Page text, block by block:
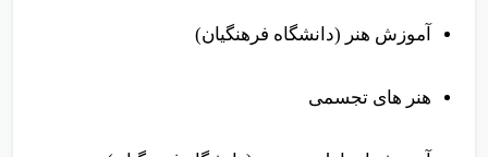
آموزش هنر (دانشگاه فرهنگیان)
هنر های تجسمی